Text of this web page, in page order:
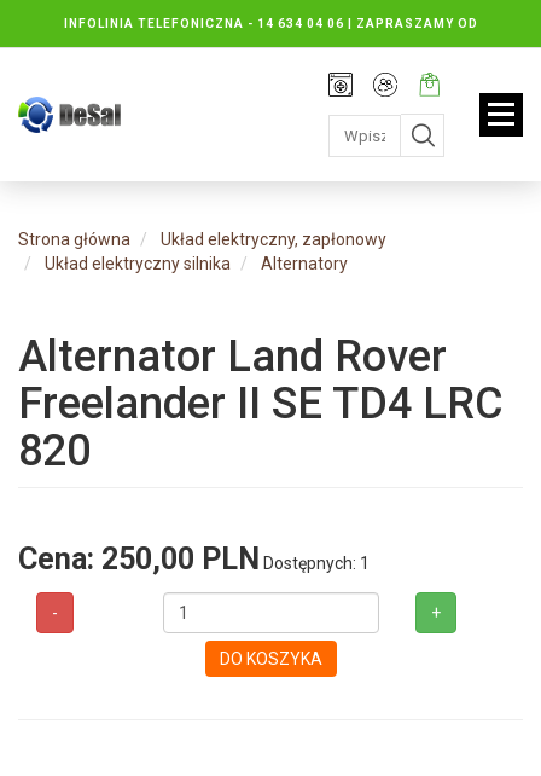
INFOLINIA TELEFONICZNA - 14 634 04 06 | ZAPRASZAMY OD
PONIEDZIAŁKU DO PIĄTKU : 8.30 DO 16.30, SOBOTY: 8.30 DO 13.00
Rejestracja
Moje
konto
Twój
koszyk:
jest
pusty
Strona główna
Układ elektryczny, zapłonowy
Układ elektryczny silnika
Alternatory
Alternator Land Rover
Freelander II SE TD4 LRC
820
Cena: 250,00 PLN Dostępnych: 1
- +
DO KOSZYKA